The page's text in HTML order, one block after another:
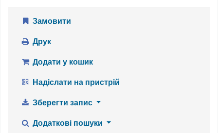
Замовити
Друк
Додати у кошик
Надіслати на пристрій
Зберегти запис
Додаткові пошуки